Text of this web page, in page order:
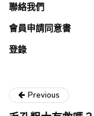
聯絡我們
會員申請同意書
登錄
Previous